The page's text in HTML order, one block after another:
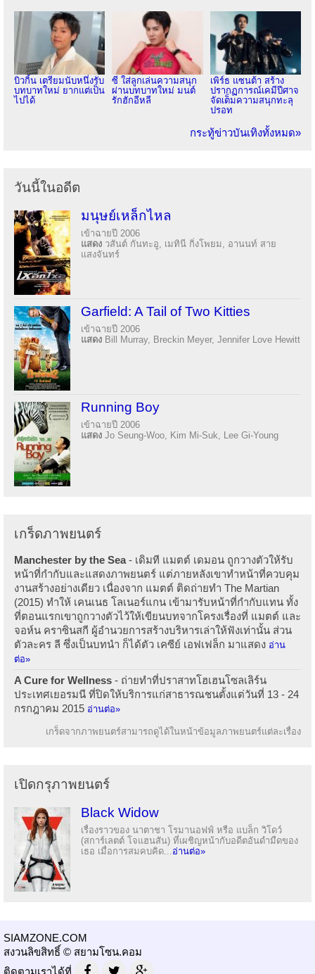
บิวกิ้น เตรียมนับหนึ่งรับ
บทบาทใหม่ ยากแต่เป็น
ไปได้
ซี ใส่ลูกเล่นความสนุก
ผ่านบทบาทใหม่ มนต์
รักฮักอีหลี
เพิร์ธ แซนต้า สร้าง
ปรากฏการณ์เคมีปีศาจ
จัดเต็มความสนุกทะลุ
ปรอท
กระทู้ข่าวบันเทิงทั้งหมด»
วันนี้ในอดีต
มนุษย์เหล็กไหล
เข้าฉายปี 2006
แสดง วสันต์ กันทะอู, เมทินี กิ่งโพยม, อานนท์ สาย
แสงจันทร์
Garfield: A Tail of Two Kitties
เข้าฉายปี 2006
แสดง Bill Murray, Breckin Meyer, Jennifer Love Hewitt
Running Boy
เข้าฉายปี 2006
แสดง Jo Seung-Woo, Kim Mi-Suk, Lee Gi-Young
เกร็ดภาพยนตร์
Manchester by the Sea- เดิมที แมตต์ เดมอน ถูกวางตัวให้รับ
หน้าที่กำกับและแสดงภาพยนตร์ แต่ภายหลังเขาทำหน้าที่ควบคุม
งานสร้างอย่างเดียว เนื่องจาก แมตต์ ติดถ่ายทำ The Martian
(2015) ทำให้ เคนเนธ โลเนอร์แกน เข้ามารับหน้าที่กำกับแทน ทั้ง
ที่ตอนแรกเขาถูกวางตัวไว้ให้เขียนบทจากโครงเรื่องที่ แมตต์ และ
จอห์น คราซินสกี ผู้อำนวยการสร้างบริหารเล่าให้ฟังเท่านั้น ส่วน
ตัวละคร ลี ซึ่งเป็นบทนำ ก็ได้ตัว เคซีย์ เอฟเฟล็ก มาแสดง อ่าน
ต่อ»
A Cure for Wellness - ถ่ายทำที่ปราสาทโฮเฮนโซลเลิร์น
ประเทศเยอรมนี ที่ปิดให้บริการแก่สาธารณชนตั้งแต่วันที่ 13 - 24
กรกฎาคม 2015 อ่านต่อ»
เกร็ดจากภาพยนตร์สามารถดูได้ในหน้าข้อมูลภาพยนตร์แต่ละเรื่อง
เปิดกรุภาพยนตร์
Black Widow
เรื่องราวของ นาตาชา โรมานอฟฟ์ หรือ แบล็ก วิโดว์
(สการ์เลตต์ โจแฮนสัน) ที่เผชิญหน้ากับอดีตอันดำมืดของ
เธอ เมื่อการสมคบคิด... อ่านต่อ»
SIAMZONE.COM
สงวนลิขสิทธิ์ © สยามโซน.คอม
ติดตามเราได้ที่